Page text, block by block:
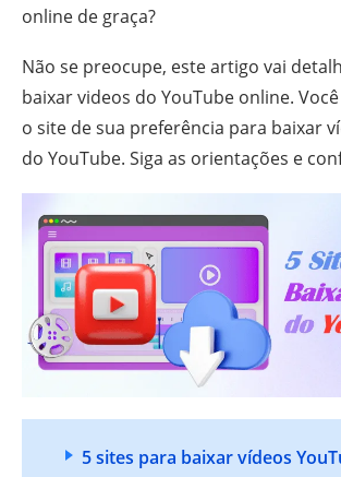
online de graça?
Não se preocupe, este artigo vai
baixar videos do YouTube online.
o site de sua preferência para baixar
do YouTube. Siga as orientações e
5 sites para baixar vídeos